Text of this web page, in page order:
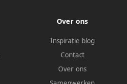
Over ons
Inspiratie blog
Contact
Over ons